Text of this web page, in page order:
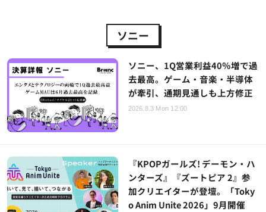
ソニー
ソニー、1Q営業利益40％増で過
去最高。ゲーム・音楽・半導体
が牽引、通期見通しも上方修正
2026.8.3 Mon 12:00
『KPOPガールズ! デーモン・ハ
ンターズ』『ズートピア 2』参
加クリエイターが登壇。「Toky
o Anim Unite 2026」9月開催